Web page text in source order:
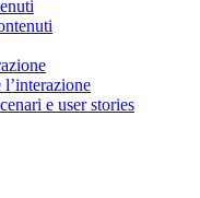
e user stories